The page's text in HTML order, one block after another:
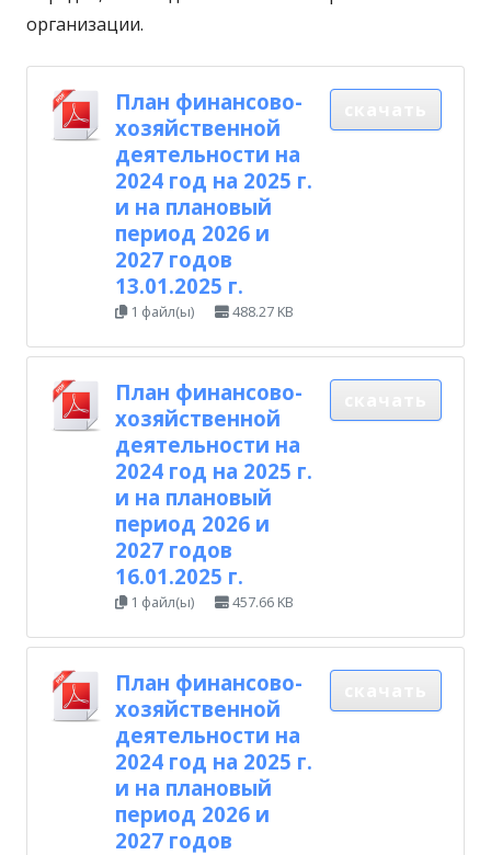
организации.
План финансово-
хозяйственной
деятельности на
2024 год на 2025 г.
и на плановый
период 2026 и
2027 годов
13.01.2025 г.
1 файл(ы) 488.27 KB
План финансово-
хозяйственной
деятельности на
2024 год на 2025 г.
и на плановый
период 2026 и
2027 годов
16.01.2025 г.
1 файл(ы) 457.66 KB
План финансово-
хозяйственной
деятельности на
2024 год на 2025 г.
и на плановый
период 2026 и
2027 годов